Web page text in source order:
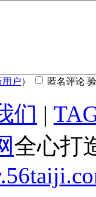
用户） 匿名评论
们 |
全心打